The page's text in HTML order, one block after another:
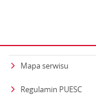
Mapa serwisu
Regulamin PUESC